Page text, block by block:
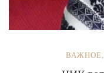
ВАЖНОЕ,